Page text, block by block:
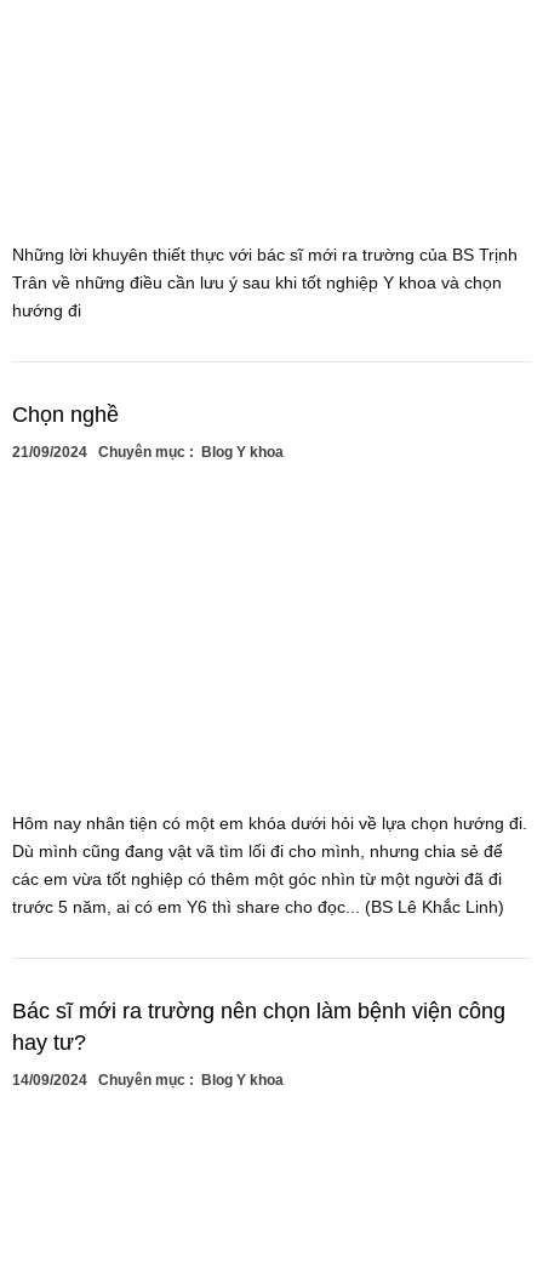
Những lời khuyên thiết thực với bác sĩ mới ra trường của BS Trịnh
Trân về những điều cần lưu ý sau khi tốt nghiệp Y khoa và chọn
hướng đi
Chọn nghề
21/09/2024 Chuyên mục : Blog Y khoa
Hôm nay nhân tiện có một em khóa dưới hỏi về lựa chọn hướng đi.
Dù mình cũng đang vật vã tìm lối đi cho mình, nhưng chia sẻ để
các em vừa tốt nghiệp có thêm một góc nhìn từ một người đã đi
trước 5 năm, ai có em Y6 thì share cho đọc... (BS Lê Khắc Linh)
Bác sĩ mới ra trường nên chọn làm bệnh viện công
hay tư?
14/09/2024 Chuyên mục : Blog Y khoa